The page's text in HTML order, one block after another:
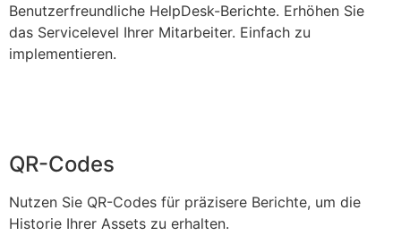
Benutzerfreundliche HelpDesk-Berichte. Erhöhen Sie
das Servicelevel Ihrer Mitarbeiter. Einfach zu
implementieren.
QR-Codes
Nutzen Sie QR-Codes für präzisere Berichte, um die
Historie Ihrer Assets zu erhalten.